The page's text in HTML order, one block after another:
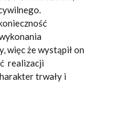
więc że wystąpił on
realizacji
trwały i